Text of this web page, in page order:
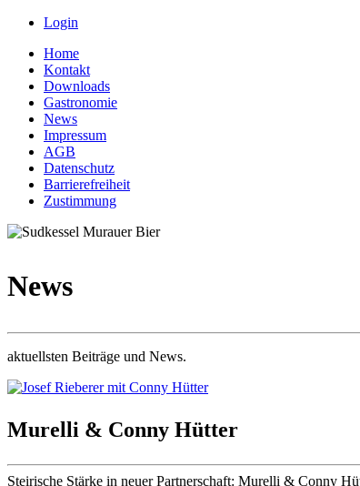
Login
Home
Kontakt
Downloads
Gastronomie
News
Impressum
AGB
Datenschutz
Barrierefreiheit
Zustimmung
News
aktuellsten Beiträge und News.
Murelli & Conny Hütter
Steirische Stärke in neuer Partnerschaft: Murelli & Conny